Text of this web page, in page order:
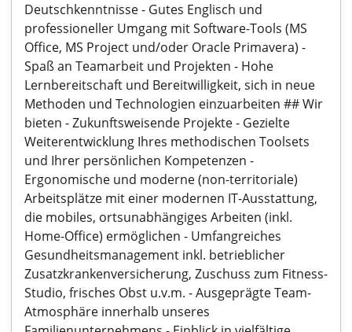
Deutschkenntnisse - Gutes Englisch und
professioneller Umgang mit Software-Tools (MS
Office, MS Project und/oder Oracle Primavera) -
Spaß an Teamarbeit und Projekten - Hohe
Lernbereitschaft und Bereitwilligkeit, sich in neue
Methoden und Technologien einzuarbeiten ## Wir
bieten - Zukunftsweisende Projekte - Gezielte
Weiterentwicklung Ihres methodischen Toolsets
und Ihrer persönlichen Kompetenzen -
Ergonomische und moderne (non-territoriale)
Arbeitsplätze mit einer modernen IT-Ausstattung,
die mobiles, ortsunabhängiges Arbeiten (inkl.
Home-Office) ermöglichen - Umfangreiches
Gesundheitsmanagement inkl. betrieblicher
Zusatzkrankenversicherung, Zuschuss zum Fitness-
Studio, frisches Obst u.v.m. - Ausgeprägte Team-
Atmosphäre innerhalb unseres